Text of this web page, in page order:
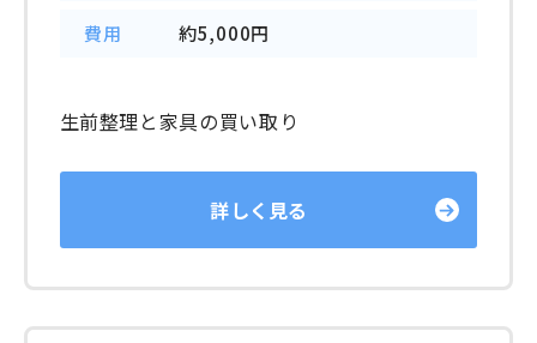
費用 約5,000円
生前整理と家具の買い取り
詳しく見る